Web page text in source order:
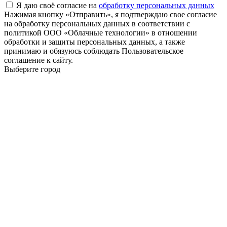
Я даю своё согласие на обработку персональных данных
Нажимая кнопку «Отправить», я подтверждаю свое согласие
на обработку персональных данных в соответствии с
политикой ООО «Облачные технологии» в отношении
обработки и защиты персональных данных, а также
принимаю и обязуюсь соблюдать Пользовательское
соглашение к сайту.
Выберите город